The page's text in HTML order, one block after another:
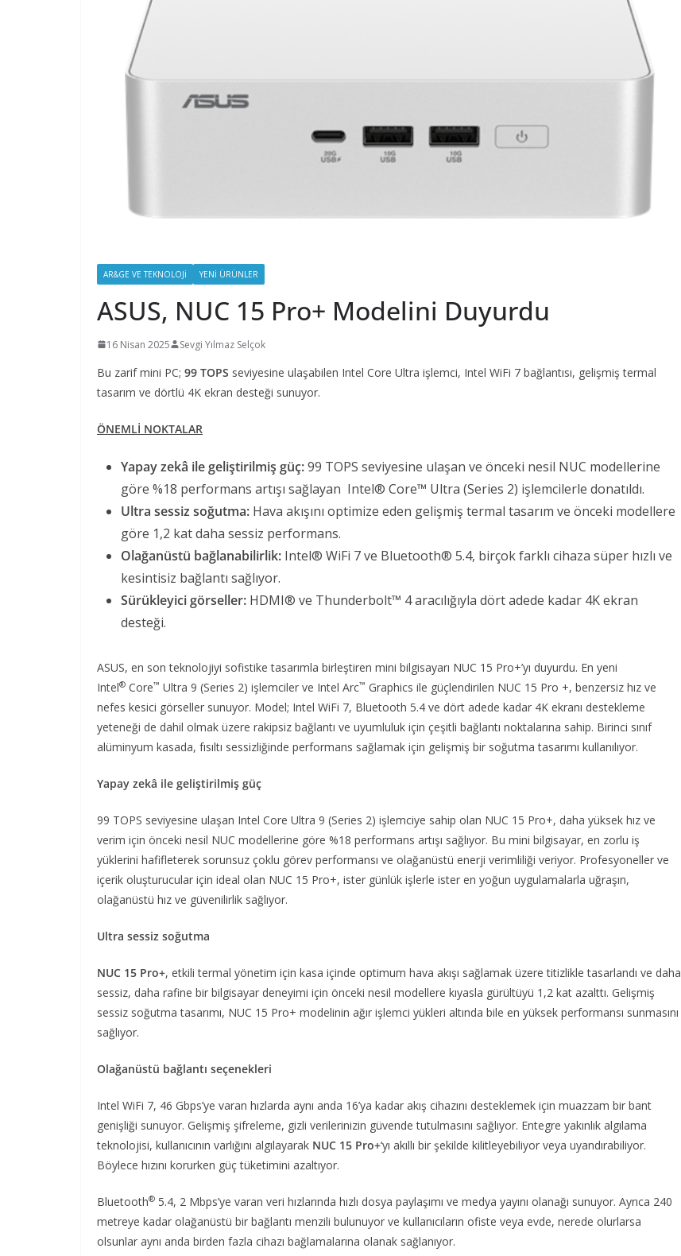
AR&GE VE TEKNOLOJI YENI ÜRÜNLER
ASUS, NUC 15 Pro+ Modelini Duyurdu
16 Nisan 2025 Sevgi Yılmaz Selçok
Bu zarif mini PC; 99 TOPS seviyesine ulaşabilen Intel Core Ultra işlemci, Intel WiFi 7 bağlantısı, gelişmiş termal
tasarım ve dörtlü 4K ekran desteği sunuyor.
ÖNEMLİ NOKTALAR
Yapay zekâ ile geliştirilmiş güç:99 TOPS seviyesine ulaşan ve önceki nesil NUC modellerine
göre %18 performans artışı sağlayan Intel® Core™ Ultra (Series 2) işlemcilerle donatıldı.
Ultra sessiz soğutma: Hava akışını optimize eden gelişmiş termal tasarım ve önceki modellere
göre 1,2 kat daha sessiz performans.
Olağanüstü bağlanabilirlik: Intel® WiFi 7 ve Bluetooth® 5.4, birçok farklı cihaza süper hızlı ve
kesintisiz bağlantı sağlıyor.
Sürükleyici görseller: HDMI® ve Thunderbolt™ 4 aracılığıyla dört adede kadar 4K ekran
desteği.
ASUS, en son teknolojiyi sofistike tasarımla birleştiren mini bilgisayarı NUC 15 Pro+’yı duyurdu. En yeni
Intel® Core™ Ultra 9 (Series 2) işlemciler ve Intel Arc™ Graphics ile güçlendirilen NUC 15 Pro +, benzersiz hız ve
nefes kesici görseller sunuyor. Model; Intel WiFi 7, Bluetooth 5.4 ve dört adede kadar 4K ekranı destekleme
yeteneği de dahil olmak üzere rakipsiz bağlantı ve uyumluluk için çeşitli bağlantı noktalarına sahip. Birinci sınıf
alüminyum kasada, fısıltı sessizliğinde performans sağlamak için gelişmiş bir soğutma tasarımı kullanılıyor.
Yapay zekâ ile geliştirilmiş güç
99 TOPS seviyesine ulaşan Intel Core Ultra 9 (Series 2) işlemciye sahip olan NUC 15 Pro+, daha yüksek hız ve
verim için önceki nesil NUC modellerine göre %18 performans artışı sağlıyor. Bu mini bilgisayar, en zorlu iş
yüklerini hafifleterek sorunsuz çoklu görev performansı ve olağanüstü enerji verimliliği veriyor. Profesyoneller ve
içerik oluşturucular için ideal olan NUC 15 Pro+, ister günlük işlerle ister en yoğun uygulamalarla uğraşın,
olağanüstü hız ve güvenilirlik sağlıyor.
Ultra sessiz soğutma
NUC 15 Pro+, etkili termal yönetim için kasa içinde optimum hava akışı sağlamak üzere titizlikle tasarlandı ve daha
sessiz, daha rafine bir bilgisayar deneyimi için önceki nesil modellere kıyasla gürültüyü 1,2 kat azalttı. Gelişmiş
sessiz soğutma tasarımı, NUC 15 Pro+ modelinin ağır işlemci yükleri altında bile en yüksek performansı sunmasını
sağlıyor.
Olağanüstü bağlantı seçenekleri
Intel WiFi 7, 46 Gbps’ye varan hızlarda aynı anda 16’ya kadar akış cihazını desteklemek için muazzam bir bant
genişliği sunuyor. Gelişmiş şifreleme, gizli verilerinizin güvende tutulmasını sağlıyor. Entegre yakınlık algılama
teknolojisi, kullanıcının varlığını algılayarak NUC 15 Pro+‘yı akıllı bir şekilde kilitleyebiliyor veya uyandırabiliyor.
Böylece hızını korurken güç tüketimini azaltıyor.
Bluetooth® 5.4, 2 Mbps’ye varan veri hızlarında hızlı dosya paylaşımı ve medya yayını olanağı sunuyor. Ayrıca 240
metreye kadar olağanüstü bir bağlantı menzili bulunuyor ve kullanıcıların ofiste veya evde, nerede olurlarsa
olsunlar aynı anda birden fazla cihazı bağlamalarına olanak sağlanıyor.